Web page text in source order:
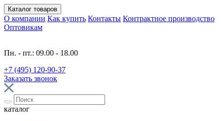
Каталог товаров
О компании Как купить Контакты Контрактное производство
Оптовикам
Пн. - пт.: 09.00 - 18.00
+7 (495) 120-90-37
Заказать звонок
каталог